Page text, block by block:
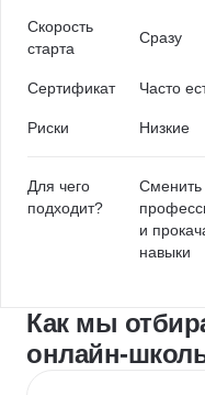
Скорость
старта
Сразу
Сертификат Часто
Риски Низкие
Для чего
подходит?
Сменить
и
навыки
Как мы
онлайн-